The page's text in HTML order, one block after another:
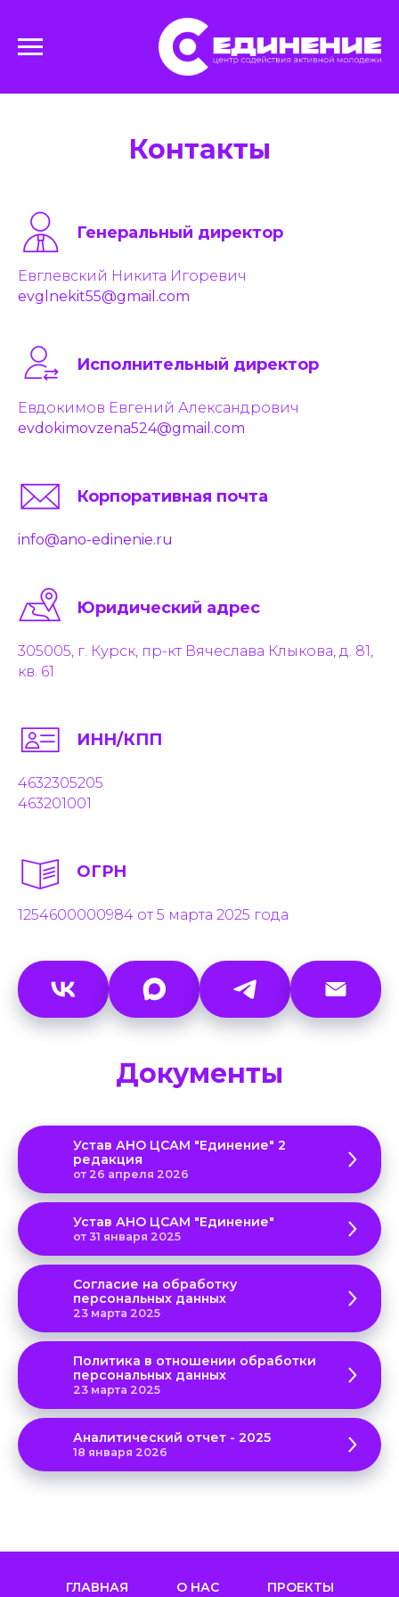
Контакты
Генеральный директор
Евглевский Никита Игоревич
evglnekit55@gmail.com
Исполнительный директор
Евдокимов Евгений Александрович
evdokimovzena524@gmail.com
Корпоративная почта
info@ano-edinenie.ru
Юридический адрес
305005, г. Курск, пр-кт Вячеслава Клыкова, д. 81,
кв. 61
ИНН/КПП
4632305205
463201001
ОГРН
1254600000984 от 5 марта 2025 года
Документы
Устав АНО ЦСАМ "Единение" 2
редакция
от 26 апреля 2026
Устав АНО ЦСАМ "Единение"
от 31 января 2025
Согласие на обработку
персональных данных
23 марта 2025
Политика в отношении обработки
персональных данных
23 марта 2025
Аналитический отчет - 2025
18 января 2026
ГЛАВНАЯ О НАС ПРОЕКТЫ